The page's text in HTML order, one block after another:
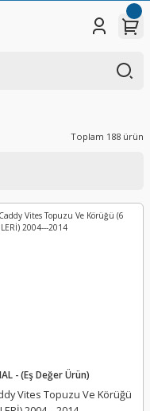
Toplam 188 ürün
- (Eş Değer Ürün)
Vites Topuzu Ve Körüğü